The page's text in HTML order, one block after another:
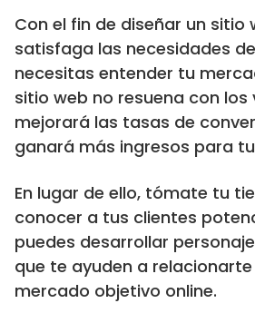
Con el fin de diseñar un sitio
satisfaga las necesidades
necesitas entender tu
sitio web no resuena con los
mejorará las tasas de
ganará más ingresos para
En lugar de ello, tómate tu
conocer a tus clientes
puedes desarrollar
que te ayuden a
mercado objetivo online.